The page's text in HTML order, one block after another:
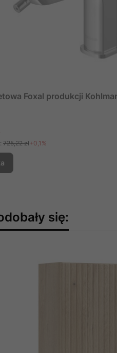
Foxal produkcji
725,22 zł+0,1%
się: